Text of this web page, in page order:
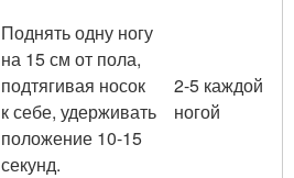
Поднять одну ногу
на 15 см от пола,
подтягивая носок
к себе, удерживать
положение 10-15
секунд.
2-5 каждой
ногой